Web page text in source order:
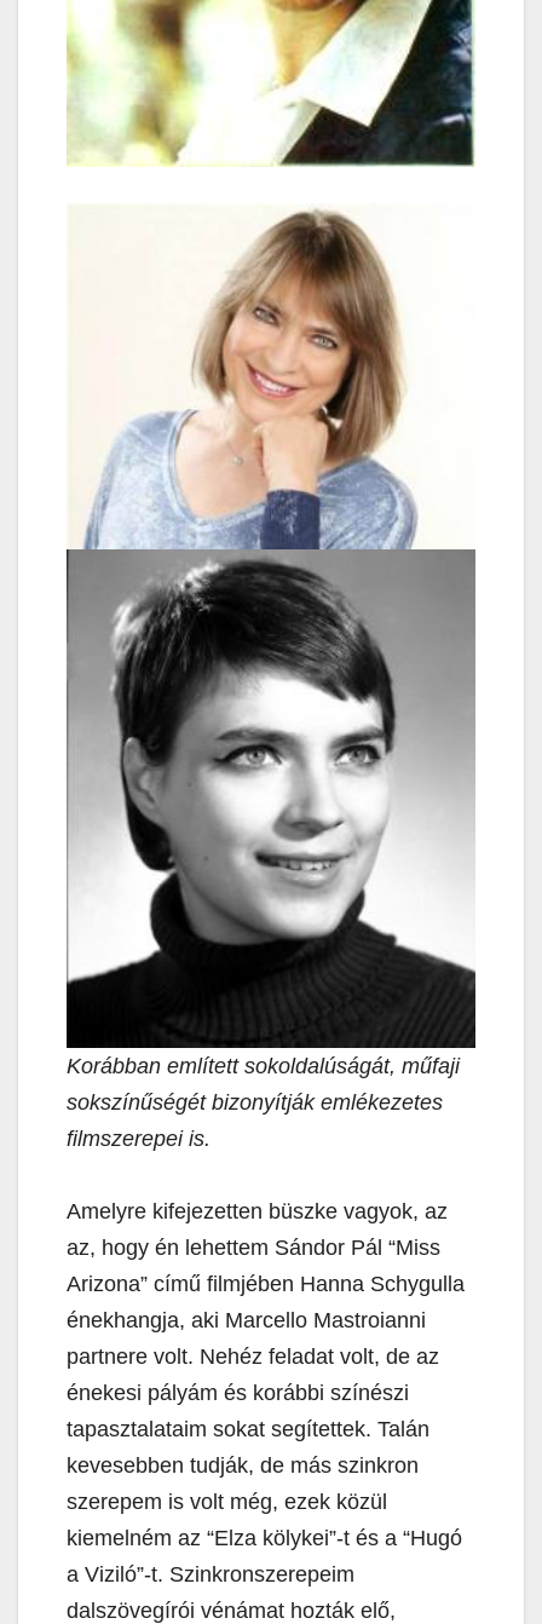
Korábban említett sokoldalúságát, műfaji
sokszínűségét bizonyítják emlékezetes
filmszerepei is.
Amelyre kifejezetten büszke vagyok, az
az, hogy én lehettem Sándor Pál “Miss
Arizona” című filmjében Hanna Schygulla
énekhangja, aki Marcello Mastroianni
partnere volt. Nehéz feladat volt, de az
énekesi pályám és korábbi színészi
tapasztalataim sokat segítettek. Talán
kevesebben tudják, de más szinkron
szerepem is volt még, ezek közül
kiemelném az “Elza kölykei”-t és a “Hugó
a Viziló”-t. Szinkronszerepeim
dalszövegírói vénámat hozták elő,